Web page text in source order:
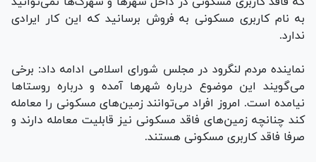
به نام کاربری مسکونی به فروش برسانید که این کار ایرادی
ندارد.
نماینده مردم لنگرود در مجلس شورای اسلامی ادامه داد: برخی
می‌گویند این موضوع درباره شهر‌ها آمده و درباره روستا‌ها
نیامده است. امروز افراد می‌توانند زمین‌های مسکونی را معامله
کند چنانچه زمین‌های فاقد مسکونی نیز قابلیت معامله دارند و
صرفا فاقد کاربری مسکونی هستند.